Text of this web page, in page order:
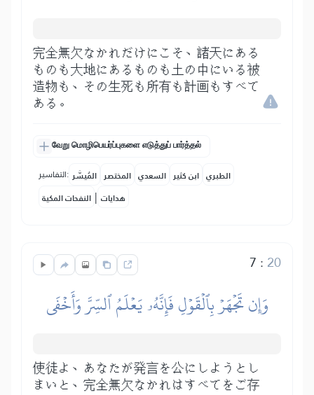
完全無欠なかれだけにこそ、諸天にある
ものも大地にあるものも土の中にいる被
造物も、その生死も所有も計画もすべて
ある。
வேறு மொழிபெயர்ப்புகளை எடுத்துப் பார்த்தல்
التفاسير: المُيسَّر المختصر السعدي ابن كثير الطبري
النفحات المكية | هدايات
7 : 20
وَإِن تَجۡهَرۡ بِٱلۡقَوۡلِ فَإِنَّهُۥ يَعۡلَمُ ٱلسِّرَّ وَأَخۡفَى
使徒よ、あなたが発言を公にしようとし
まいと、完全無欠なかれはすべてをご存